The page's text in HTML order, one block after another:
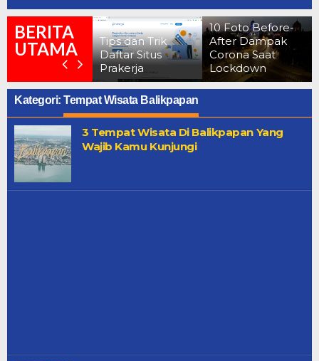
BERITA
UTAMA
!!
Danau
Yang
Angker
Tips dan Trik
Daftar Situs
Prakerja
10 Foto Before-
After Dampak
Corona Saat
Lockdown
Kategori:Tempat Wisata Balikpapan
3 Tempat Wisata Di Balikpapan Yang
Wajib Kamu Kunjungi